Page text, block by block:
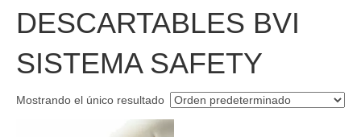
DESCARTABLES BVI
SISTEMA SAFETY
Mostrando el único resultado